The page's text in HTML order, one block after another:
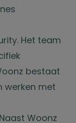
Het team
bestaat
werken met
Woonz